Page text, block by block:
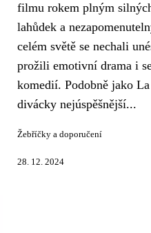
filmu rokem plným
lahůdek a
celém světě se nechali
prožili emotivní drama i
komedií. Podobně jako
divácky nejúspěšnější...
Žebříčky a doporučení
28. 12. 2024